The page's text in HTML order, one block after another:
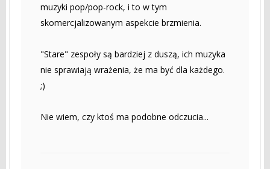
muzyki pop/pop-rock, i to w tym
skomercjalizowanym aspekcie brzmienia.
"Stare" zespoły są bardziej z duszą, ich muzyka
nie sprawiają wrażenia, że ma być dla każdego.
;)
Nie wiem, czy ktoś ma podobne odczucia...